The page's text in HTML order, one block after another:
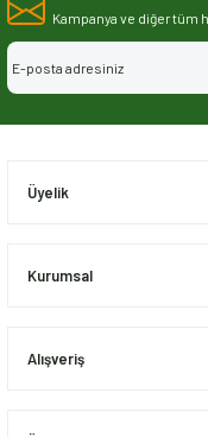
Görüş ve önerileriniz için
Ürün resmi kalitesiz,
Kampanya ve diğer tüm
Üyelik
Kurumsal
Alışveriş